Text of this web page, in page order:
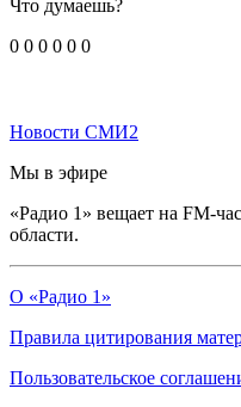
Что думаешь?
0 0 0 0 0 0
Новости СМИ2
Мы в эфире
«Радио 1» вещает на FM-
области.
О «Радио 1»
Правила цитирования
Пользовательское